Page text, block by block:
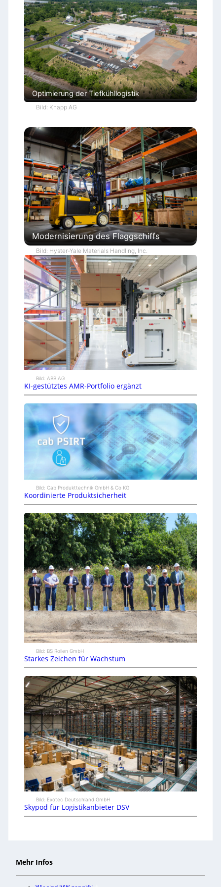
Optimierung der Tiefkühllogistik
Bild: Knapp AG
Modernisierung des Flaggschiffs
Bild: Hyster-Yale Materials Handling, Inc.
Bild: ABB AG
KI-gestütztes AMR-Portfolio ergänzt
Bild: Cab Produkttechnik GmbH & Co KG
Koordinierte Produktsicherheit
Bild: BS Rollen GmbH
Starkes Zeichen für Wachstum
Bild: Exotec Deutschland GmbH
Skypod für Logistikanbieter DSV
Mehr Infos